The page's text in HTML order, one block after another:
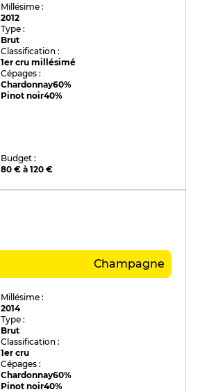
Millésime :
2012
Type :
Brut
Classification :
1er cru millésimé
Cépages :
Chardonnay60%
Pinot noir40%
Budget :
80 € à 120 €
Champagne
Millésime :
2014
Type :
Brut
Classification :
1er cru
Cépages :
Chardonnay60%
Pinot noir40%